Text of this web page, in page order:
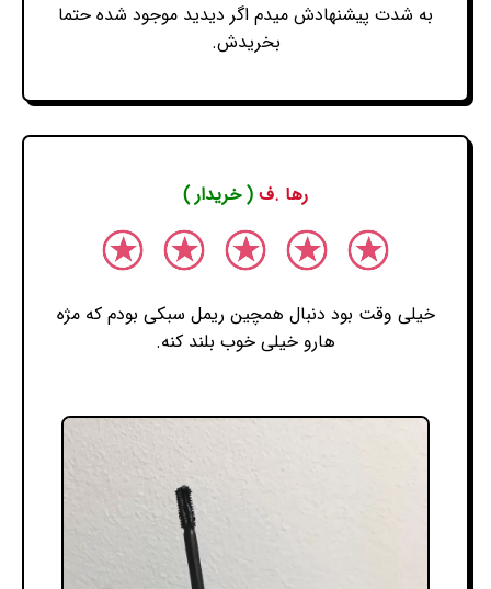
به شدت پیشنهادش میدم اگر دیدید موجود شده حتما
بخریدش.
رها .ف ( خریدار )
خیلی وقت بود دنبال همچین ریمل سبکی بودم که مژه
هارو خیلی خوب بلند کنه.